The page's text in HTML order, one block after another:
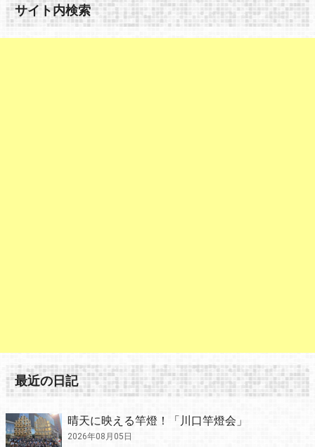
サイト内検索
最近の日記
晴天に映える竿燈！「川口竿燈会」
2026年08月05日